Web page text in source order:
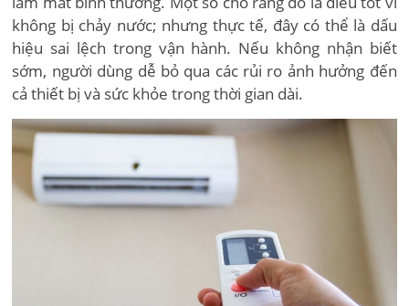
không bị chảy nước; nhưng thực tế, đây có thể là dấu
hiệu sai lệch trong vận hành. Nếu không nhận biết
sớm, người dùng dễ bỏ qua các rủi ro ảnh hưởng đến
cả thiết bị và sức khỏe trong thời gian dài.